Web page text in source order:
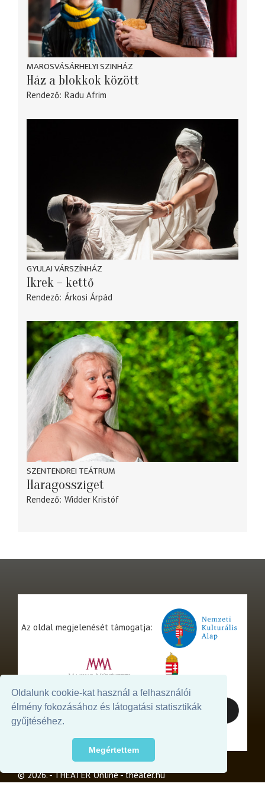
Oldalunk cookie-kat használ a felhasználói
élmény fokozásához és látogatási statisztikák
gyűjtéséhez.
Megértettem
MAROSVÁSÁRHELYI SZINHÁZ
Ház a blokkok között
Rendező Radu Afrim
GYULAI VÁRSZÍNHÁZ
Ikrek – kettő
Rendező Árkosi Árpád
SZENTENDREI TEÁTRUM
Haragossziget
Rendező Widder Kristóf
Az oldal megjelenését támogatja:
© 2026. - THEATER Online -theater.hu